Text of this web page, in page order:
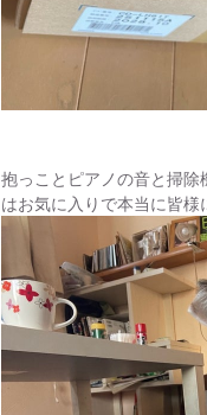
抱っことピアノの音と掃除
はお気に入りで本当に皆様